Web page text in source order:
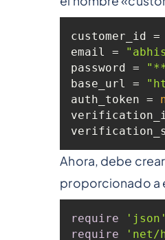
customer_id =
email =
password =
base_url =
auth_token =
Ahora, debe
proporcionado a
require
'json'
require
'net/